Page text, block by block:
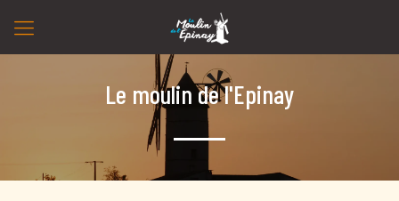
Le moulin de l'Epinay